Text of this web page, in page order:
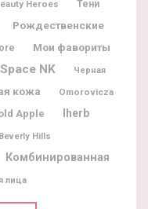
Heroes Тени
Рождественские
Мои фавориты
Space NK Черная
кожа Omorovicza
Apple Iherb
Hills
Комбинированная
лица